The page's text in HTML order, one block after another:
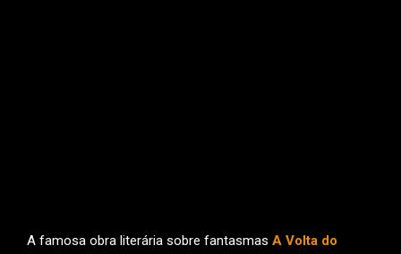
A famosa obra literária sobre fantasmas A Volta do